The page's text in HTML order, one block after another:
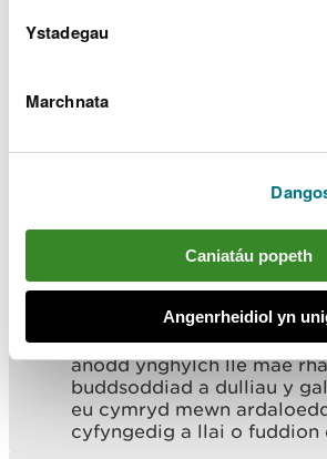
Ystadegau
Marchnata
Caniatáu popeth
Angenrheidiol yn
"Does dim gwadu mai her
sicr wedi bod yn delio ag
yr argyfwng hwnnw yn
nifer o stormydd yn taro
dros yr wythnosau a'r
"Bydd y ffordd yr ydym yn
berygl llifogydd yn y
yn oed yn fwy heriol wrth
hinsawdd gyflymu. Nod yr
yw helpu i ddeall y
llifogydd i leihau'r risg
ganrif nesaf. Bydd yn
anodd ynghylch lle mae
buddsoddiad a dulliau y
eu cymryd mewn
cyfyngedig a llai o fuddion